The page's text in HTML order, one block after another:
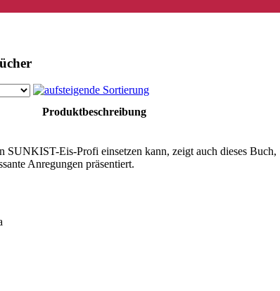
Produktbeschreibung
SUNKIST-Eis-Profi einsetzen kann, zeigt auch dieses Buch,
Anregungen präsentiert.